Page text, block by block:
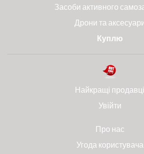
Засоби активного
Дрони та
Куплю
Найкращі продавці
Увійти
Про нас
Угода користувача